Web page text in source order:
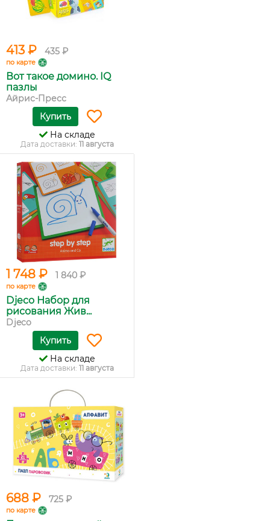
413 ₽ 435 ₽
по карте
Вот такое домино. IQ
пазлы
Айрис-Пресс
Купить
На складе
Дата доставки: 11 августа
1 748 ₽ 1 840 ₽
по карте
Djeco Набор для
рисования Жив...
Djeco
Купить
На складе
Дата доставки: 11 августа
688 ₽ 725 ₽
по карте